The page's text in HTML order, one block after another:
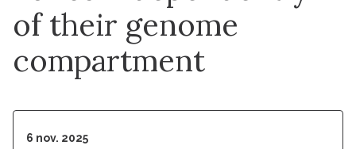
of their genome
compartment
6 nov. 2025